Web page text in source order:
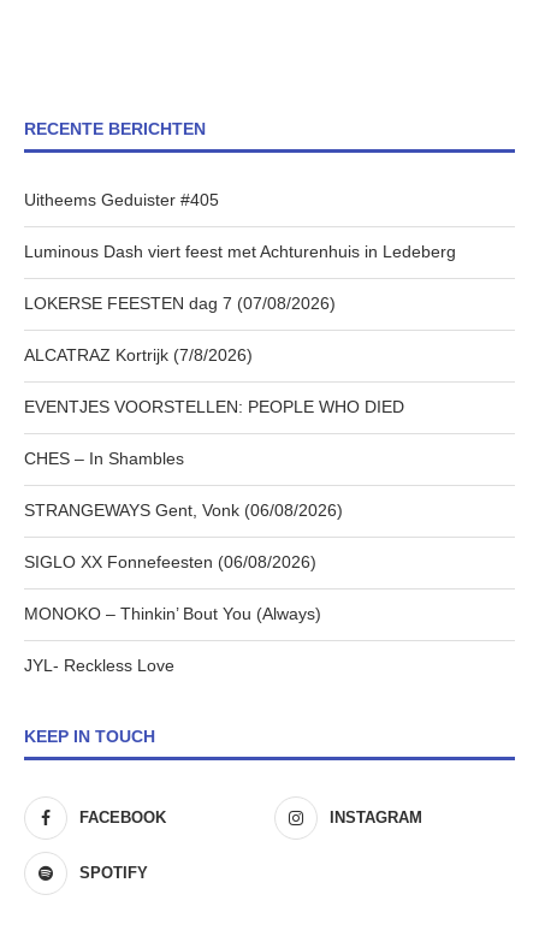
RECENTE BERICHTEN
Uitheems Geduister #405
Luminous Dash viert feest met Achturenhuis in Ledeberg
LOKERSE FEESTEN dag 7 (07/08/2026)
ALCATRAZ Kortrijk (7/8/2026)
EVENTJES VOORSTELLEN: PEOPLE WHO DIED
CHES – In Shambles
STRANGEWAYS Gent, Vonk (06/08/2026)
SIGLO XX Fonnefeesten (06/08/2026)
MONOKO – Thinkin’ Bout You (Always)
JYL- Reckless Love
KEEP IN TOUCH
FACEBOOK INSTAGRAM
SPOTIFY